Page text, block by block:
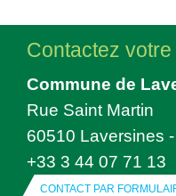
Contactez votre
Commune de
Rue Saint Martin
60510 Laversines
+33 3 44 07 71 13
CONTACT PAR